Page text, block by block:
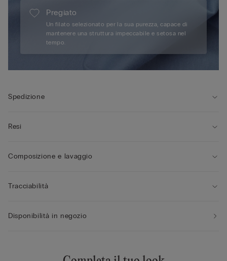
Pregiato
Un filato selezionato per la sua purezza, capace di
mantenere una struttura impeccabile e setosa nel
tempo.
Spedizione
Resi
Composizione e lavaggio
Tracciabilità
Disponibilità in negozio